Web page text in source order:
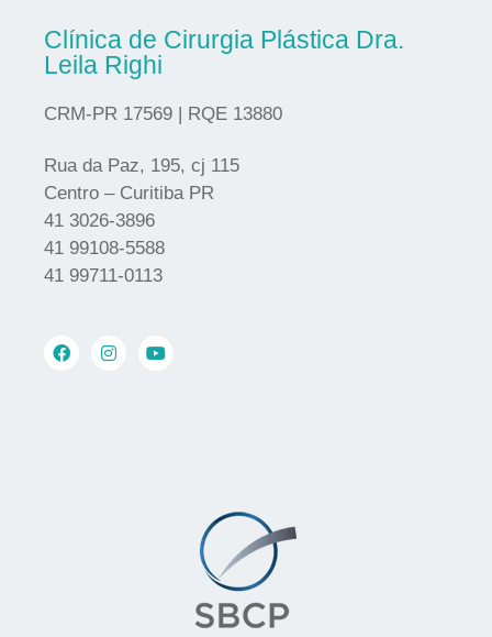
Clínica de Cirurgia Plástica Dra.
Leila Righi
CRM-PR 17569 | RQE 13880
Rua da Paz, 195, cj 115
Centro – Curitiba PR
41 3026-3896
41 99108-5588
41 99711-0113